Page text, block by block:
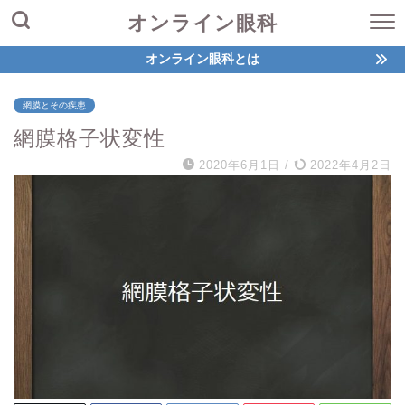
オンライン眼科
オンライン眼科とは
網膜とその疾患
網膜格子状変性
2020年6月1日 / 2022年4月2日